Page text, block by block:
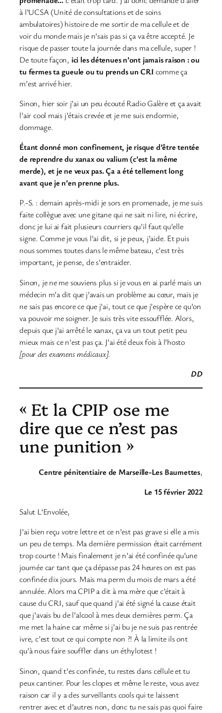
à l’UCSA (Unité de consultations et de soins
ambulatoires) histoire de me sortir de ma cellule et de
voir du monde mais je n’sais pas si ça va être accepté. Je
risque de passer toute la journée dans ma cellule, super !
De toute façon, ici les détenues n’ont jamais raison : ou
tu fermes ta gueule ou tu prends un CRI comme ça
m’est arrivé hier.
Sinon, hier soir j’ai un peu écouté Radio Galère et ça avait
l’air cool mais j’étais crevée et je me suis endormie,
dommage.
Étant donné mon confinement, je risque d’être tentée
de reprendre du xanax ou valium (c’est la même
merde), et je ne veux pas. Ça a été tellement long
avant que je n’en prenne plus.
P.-S. : demain après-midi je sors en promenade, je me suis
faite collègue avec une gitane qui ne sait ni lire, ni écrire,
donc je lui ai fait plusieurs courriers qu’il faut qu’elle
signe. Comme je vous l’ai dit, si je peux, j’aide. Et puis
nous sommes toutes dans le même bateau, c’est très
important, je pense, de s’entraider.
Sinon, je ne me souviens plus si je vous en ai parlé mais un
médecin m’a dit que j’avais un problème au cœur, mais je
ne sais pas encore ce que j’ai, tout ce que j’espère ce qu’on
va pouvoir me soigner. Je suis très vite essoufflée. Alors,
depuis que j’ai arrêté le xanax, ça va un tout petit peu
mieux mais ce n’est pas ça. J’ai été deux fois à l’hosto
[pour des examens médicaux].
DD
« Et la CPIP ose me
dire que ce n’est pas
une punition »
Centre pénitentiaire de Marseille-Les Baumettes,
Le 15 février 2022
Salut L’Envolée,
J’ai bien reçu votre lettre et ce n’est pas grave si elle a mis
un peu de temps. Ma dernière permission était carrément
trop courte ! Mais finalement je n’ai été confinée qu’une
journée car tant que ça dépasse pas 24 heures on est pas
confinée dix jours. Mais ma perm du mois de mars a été
annulée. Alors ma CPIP a dit à ma mère que c’était à
cause du CRI, sauf que quand j’ai été signé la cause était
que j’avais bu de l’alcool à mes deux dernières perm. Ça
me met la haine car même si j’ai bu je ne suis pas rentrée
ivre, c’est tout ce qui compte non ?! À la limite ils ont
qu’à nous faire souffler dans un éthylotest !
Sinon, quand t’es confinée, tu restes dans cellule et tu
peux cantiner. Pour les clopes et même le reste, vous avez
raison car il y a des surveillants cools qui te laissent
rentrer avec et d’autres non, donc tu ne sais pas quoi faire